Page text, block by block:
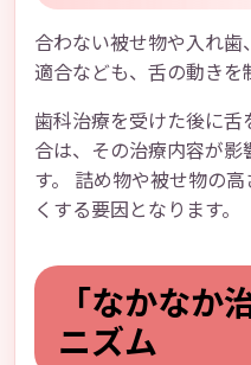
合わない被せ物や入れ
適合なども、舌の動きを
歯科治療を受けた後に
合は、その治療内容が
す。 詰め物や被せ物の
くする要因となります。
「なかなか
ニズム